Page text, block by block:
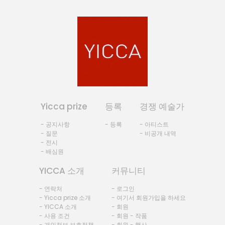
Yicca prize
- 공지사항
- 질문
- 전시
- 배심원
등록
- 등록
경쟁 예술가
- 아티스트
- 비공개 내역
YICCA 소개
- 연락처
- Yicca prize 소개
- YICCA 소개
- 사용 조건
커뮤니티
- 로그인
- 여기서 회원가입을 하세요
- 회원
- 회원 - 작품